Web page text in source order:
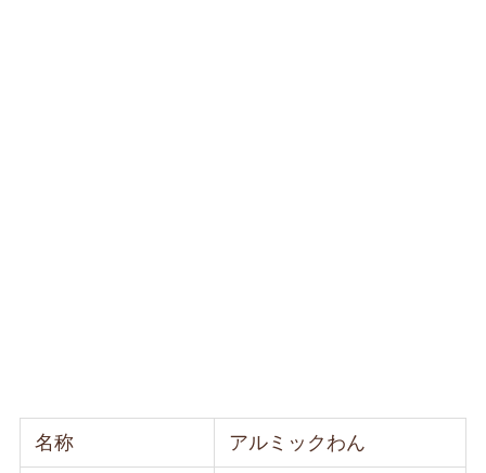
名称 アルミックわん